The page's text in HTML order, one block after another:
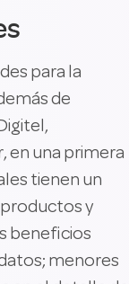
para la
de
en una primera
tienen un
productos y
beneficios
menores